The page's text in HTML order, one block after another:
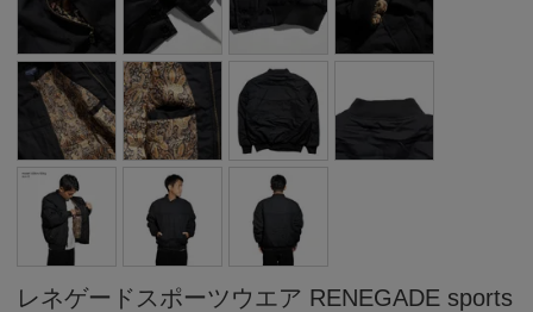
レネゲードスポーツウエア RENEGADE sports